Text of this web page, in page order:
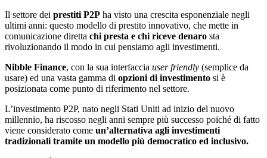
Il settore dei prestiti P2P ha visto una crescita esponenziale negli
ultimi anni: questo modello di prestito innovativo, che mette in
comunicazione diretta chi presta e chi riceve denaro sta
rivoluzionando il modo in cui pensiamo agli investimenti.
Nibble Finance, con la sua interfaccia user friendly (semplice da
usare) ed una vasta gamma di opzioni di investimento si è
posizionata come punto di riferimento nel settore.
L’investimento P2P, nato negli Stati Uniti ad inizio del nuovo
millennio, ha riscosso negli anni sempre più successo poiché di fatto
viene considerato come un’alternativa agli investimenti
tradizionali tramite un modello più democratico ed inclusivo.